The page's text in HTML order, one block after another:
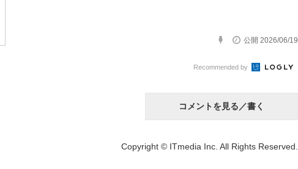
公開 2026/06/19
Recommended by
コメントを見る／書く
Copyright © ITmedia Inc. All Rights Reserved.